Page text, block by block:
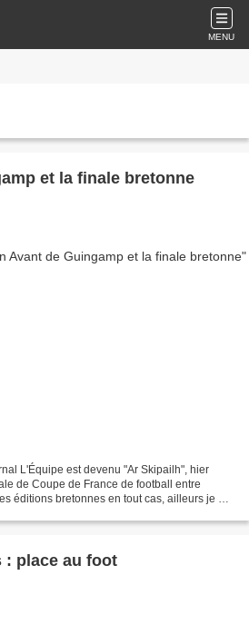
MENU
et la finale bretonne
L'Équipe est devenu "Ar Skipailh", hier
de Coupe de France de football entre
éditions bretonnes en tout cas, ailleurs je ne
: place au foot